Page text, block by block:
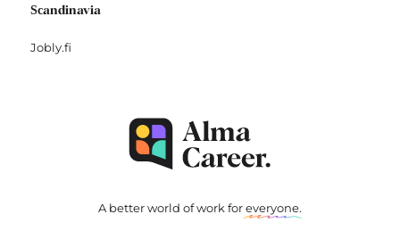
Scandinavia
Jobly.fi
A better world of work foreveryone.